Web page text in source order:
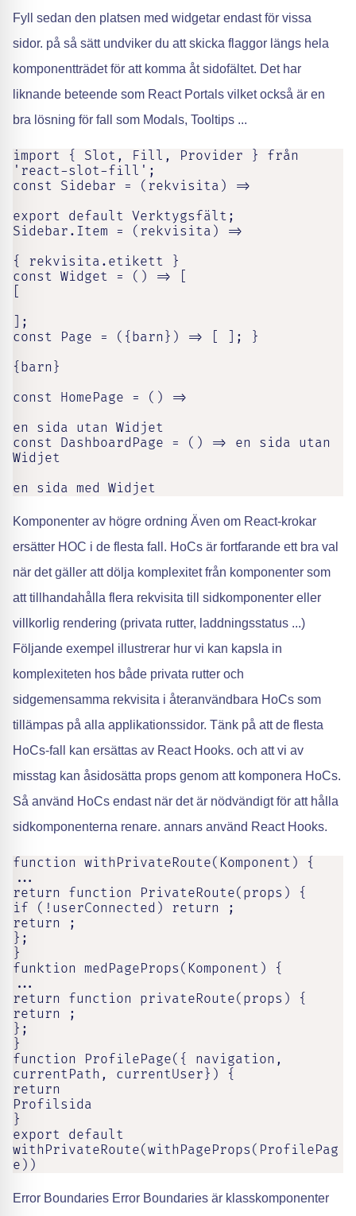
Fyll sedan den platsen med widgetar endast för vissa
sidor. på så sätt undviker du att skicka flaggor längs hela
komponentträdet för att komma åt sidofältet. Det har
liknande beteende som React Portals vilket också är en
bra lösning för fall som Modals, Tooltips ...
import { Slot, Fill, Provider } från
'react-slot-fill';
const Sidebar = (rekvisita) =>
export default Verktygsfält;
Sidebar.Item = (rekvisita) =>
{ rekvisita.etikett }
const Widget = () => [
];
const Page = ({barn}) => [ ]; }
{barn}
const HomePage = () =>
en sida utan Widjet
const DashboardPage = () => en sida utan
Widjet
en sida med Widjet
Komponenter av högre ordning Även om React-krokar
ersätter HOC i de flesta fall. HoCs är fortfarande ett bra val
när det gäller att dölja komplexitet från komponenter som
att tillhandahålla flera rekvisita till sidkomponenter eller
villkorlig rendering (privata rutter, laddningsstatus ...)
Följande exempel illustrerar hur vi kan kapsla in
komplexiteten hos både privata rutter och
sidgemensamma rekvisita i återanvändbara HoCs som
tillämpas på alla applikationssidor. Tänk på att de flesta
HoCs-fall kan ersättas av React Hooks. och att vi av
misstag kan åsidosätta props genom att komponera HoCs.
Så använd HoCs endast när det är nödvändigt för att hålla
sidkomponenterna renare. annars använd React Hooks.
function withPrivateRoute(Komponent) {
...
return function PrivateRoute(props) {
if (!userConnected) return ;
return ;
};
}
funktion medPageProps(Komponent) {
...
return function privateRoute(props) {
return ;
};
}
function ProfilePage({ navigation,
currentPath, currentUser}) {
return
Profilsida
}
export default
withPrivateRoute(withPageProps(ProfilePag
e))
Error Boundaries Error Boundaries är klasskomponenter